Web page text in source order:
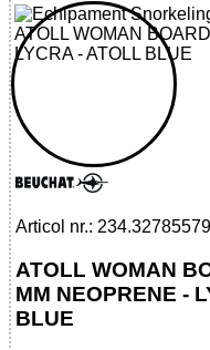
32785579341 - ATOLL
BOARDSHORT 2 MM
Articol nr.:
ATOLL WOMAN
MM NEOPRENE -
BLUE